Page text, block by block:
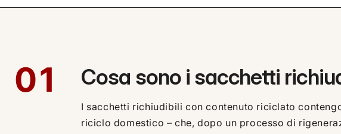
01 Cosa sono i sacchetti
I sacchetti richiudibili con contenuto riciclato
riciclo domestico – che, dopo un processo di